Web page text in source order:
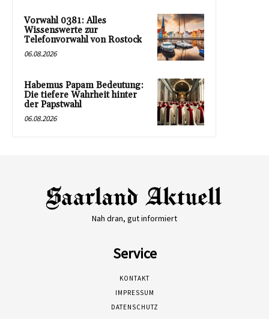
Vorwahl 0381: Alles
Wissenswerte zur
Telefonvorwahl von Rostock
06.08.2026
Habemus Papam Bedeutung:
Die tiefere Wahrheit hinter
der Papstwahl
06.08.2026
Nah dran, gut informiert
Service
KONTAKT
IMPRESSUM
DATENSCHUTZ